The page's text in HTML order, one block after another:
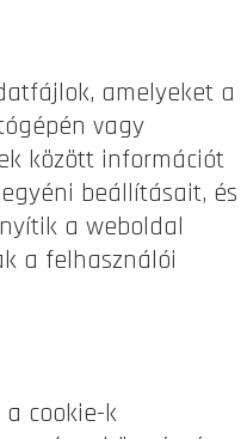
amelyeket a
vagy
között információt
beállításait, és
a weboldal
a felhasználói
cookie-k